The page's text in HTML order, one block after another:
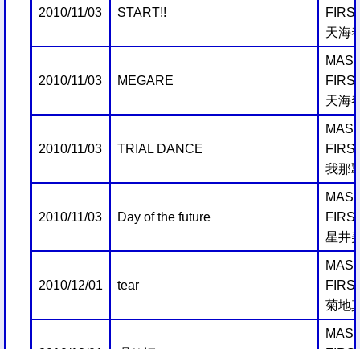
2010/11/03 START!!
天海
2010/11/03 MEGARE
天海
2010/11/03 TRIAL DANCE
我那
2010/11/03 Day of the future
星井
2010/12/01 tear
菊地